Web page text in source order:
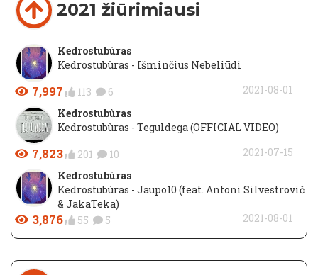
2021 žiūrimiausi
Kedrostubùras
Kedrostubùras - Išminčius Nebeliūdi
7,997 113 6
2021-08-01
Kedrostubùras
Kedrostubùras - Teguldega (OFFICIAL VIDEO)
7,823 201 10
2021-07-15
Kedrostubùras
Kedrostubùras - Jaupo10 (feat. Antoni Silvestrovič
& JakaTeka)
3,876 55 5 2021-08-01